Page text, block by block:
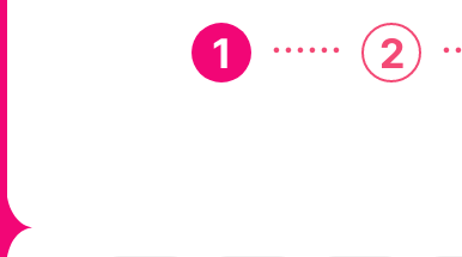
1 ...... 2